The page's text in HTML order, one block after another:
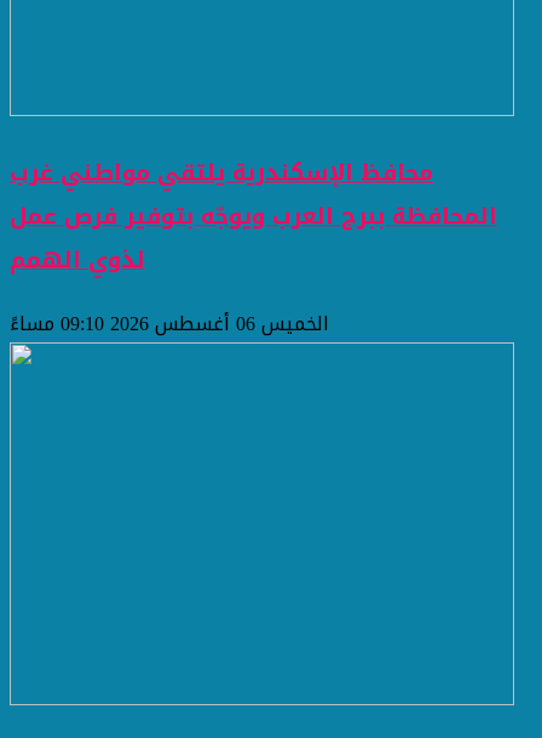
محافظ الإسكندرية يلتقي مواطني غرب
المحافظة ببرج العرب ويوجّه بتوفير فرص عمل
لذوي الهمم
الخميس 06 أغسطس 2026 09:10 مساءً